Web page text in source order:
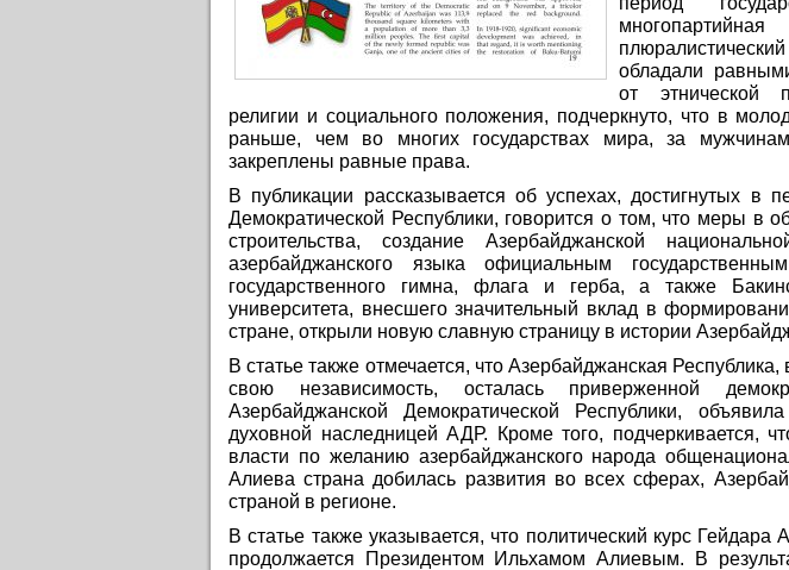
обладали
от этнической
религии и социального положения, подчеркнуто, что в
раньше, чем во многих государствах мира, за
закреплены равные права.
В публикации рассказывается об успехах, достигнутых в
Демократической Республики, говорится о том, что меры в
строительства, создание Азербайджанской
азербайджанского языка официальным
государственного гимна, флага и герба, а также
университета, внесшего значительный вклад в
стране, открыли новую славную страницу в истории
В статье также отмечается, что Азербайджанская Республика,
свою независимость, осталась приверженной
Азербайджанской Демократической Республики,
духовной наследницей АДР. Кроме того, подчеркивается,
власти по желанию азербайджанского народа
Алиева страна добилась развития во всех сферах,
страной в регионе.
В статье также указывается, что политический курс
продолжается Президентом Ильхамом Алиевым. В